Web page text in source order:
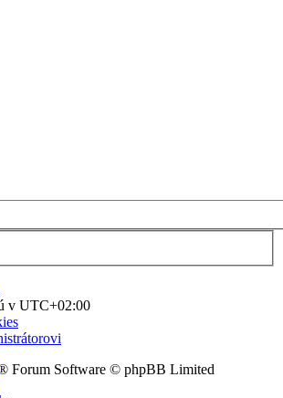
v UTC+02:00
Forum Software © phpBB Limited